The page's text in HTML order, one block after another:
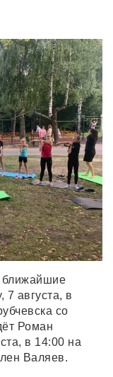
ближайшие
7 августа, в
со
Роман
в 14:00 на
Валяев.